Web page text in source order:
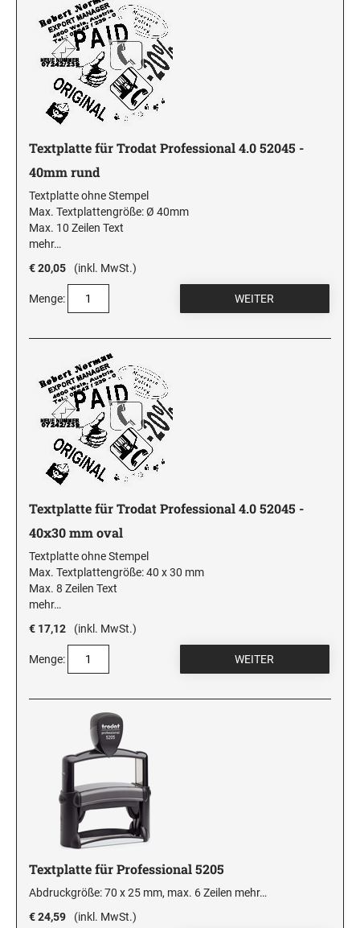
Textplatte für Trodat Professional 4.0 52045 -
40mm rund
Textplatte ohne Stempel
Max. Textplattengröße: Ø 40mm
Max. 10 Zeilen Text
mehr…
€ 20,05
(inkl. MwSt.)
Menge:
Textplatte für Trodat Professional 4.0 52045 -
40x30 mm oval
Textplatte ohne Stempel
Max. Textplattengröße: 40 x 30 mm
Max. 8 Zeilen Text
mehr…
€ 17,12
(inkl. MwSt.)
Menge:
Textplatte für Professional 5205
Abdruckgröße: 70 x 25 mm, max. 6 Zeilen mehr…
€ 24,59
(inkl. MwSt.)